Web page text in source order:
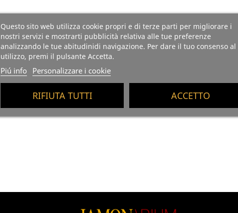
Questo sito web utilizza cookie propri e di terze parti per migliorare i
nostri servizi e mostrarti pubblicità relativa alle tue preferenze
analizzando le tue abitudinidi navigazione. Per dare il tuo consenso al
utilizzo, premi il pulsante Accetta.
Piú info Personalizzare i cookie
RIFIUTA TUTTI ACCETTO